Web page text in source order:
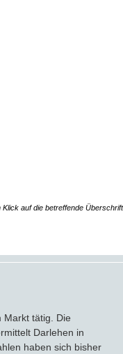
auf die betreffende Überschrift
Markt tätig. Die
Darlehen in
haben sich bisher